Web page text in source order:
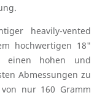
heavily-vented
hochwertigen 18"
einen hohen und
Abmessungen zu
nur 160 Gramm